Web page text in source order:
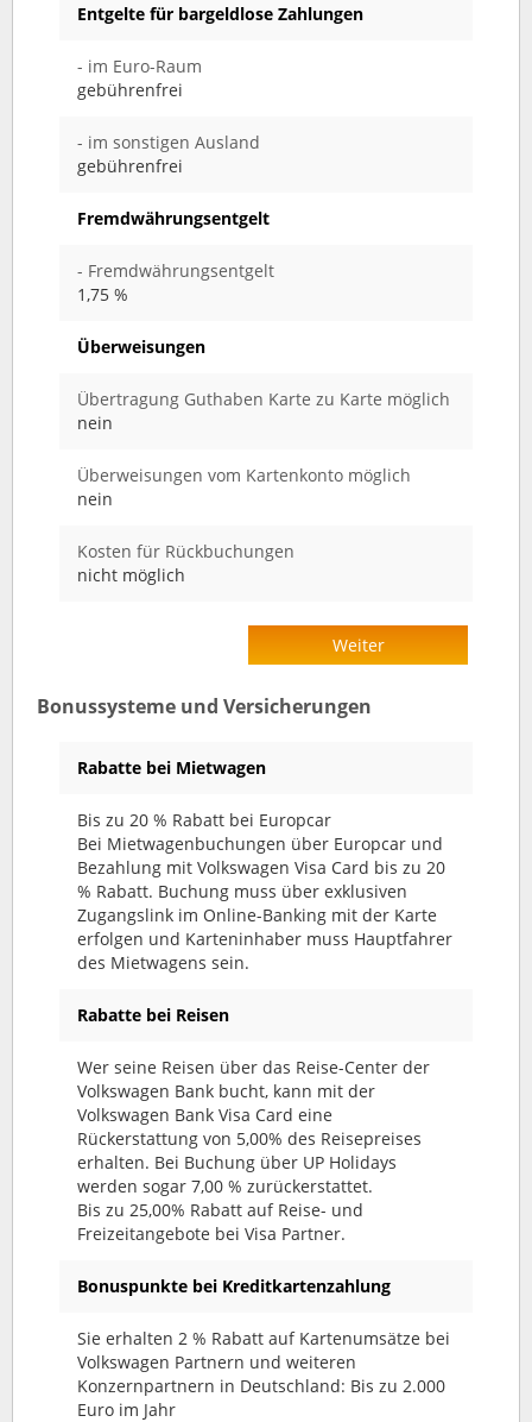
Entgelte für bargeldlose Zahlungen
- im Euro-Raum
gebührenfrei
- im sonstigen Ausland
gebührenfrei
Fremdwährungsentgelt
- Fremdwährungsentgelt
1,75 %
Überweisungen
Übertragung Guthaben Karte zu Karte möglich
nein
Überweisungen vom Kartenkonto möglich
nein
Kosten für Rückbuchungen
nicht möglich
Weiter
Bonussysteme und Versicherungen
Rabatte bei Mietwagen
Bis zu 20 % Rabatt bei Europcar
Bei Mietwagenbuchungen über Europcar und
Bezahlung mit Volkswagen Visa Card bis zu 20
% Rabatt. Buchung muss über exklusiven
Zugangslink im Online-Banking mit der Karte
erfolgen und Karteninhaber muss Hauptfahrer
des Mietwagens sein.
Rabatte bei Reisen
Wer seine Reisen über das Reise-Center der
Volkswagen Bank bucht, kann mit der
Volkswagen Bank Visa Card eine
Rückerstattung von 5,00% des Reisepreises
erhalten. Bei Buchung über UP Holidays
werden sogar 7,00 % zurückerstattet.
Bis zu 25,00% Rabatt auf Reise- und
Freizeitangebote bei Visa Partner.
Bonuspunkte bei Kreditkartenzahlung
Sie erhalten 2 % Rabatt auf Kartenumsätze bei
Volkswagen Partnern und weiteren
Konzernpartnern in Deutschland: Bis zu 2.000
Euro im Jahr